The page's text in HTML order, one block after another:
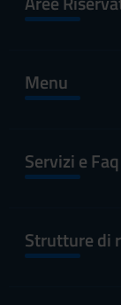
Menu
Servizi e Faq
Strutture di